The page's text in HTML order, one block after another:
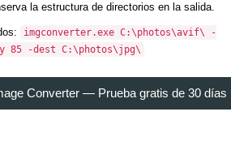
la estructura de directorios en la salida.
imgconverter.exe C:\photos\avif\ -
85 -dest C:\photos\jpg\
Converter — Prueba gratis de 30 días